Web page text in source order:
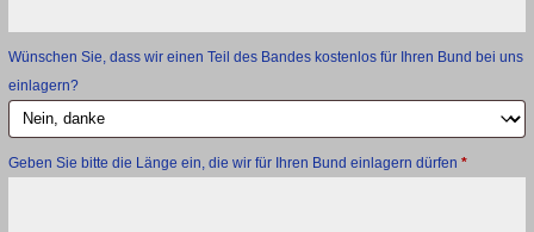
Wünschen Sie, dass wir einen Teil des Bandes kostenlos für Ihren Bund bei uns
einlagern?
Geben Sie bitte die Länge ein, die wir für Ihren Bund einlagern dürfen *